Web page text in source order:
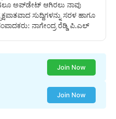
ಅಪ್‌ಡೇಟ್ ಆಗಿರಲು ನಾವು
ಸುದ್ದಿಗಳನ್ನು ಸರಳ ಹಾಗೂ
ನಾಗೇಂದ್ರ ರೆಡ್ಡಿ ಪಿ.ಎಲ್
Join Now
Join Now